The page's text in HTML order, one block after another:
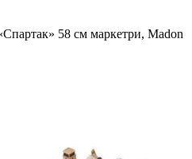
58 см маркетри, Madon